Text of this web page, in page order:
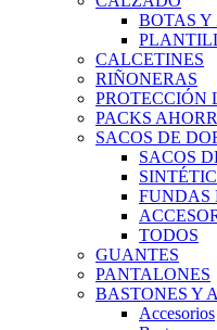
BOTAS
CALCETINES
RIÑONERAS
PROTECCIÓN
PACKS
SACOS DE
SACOS
FUNDAS
TODOS
GUANTES
PANTALONES
BASTONES Y
Accesorios